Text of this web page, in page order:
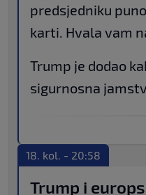
predsjedniku
karti. Hvala vam
Trump je dodao
sigurnosna
18. kol. - 20:58
Trump i